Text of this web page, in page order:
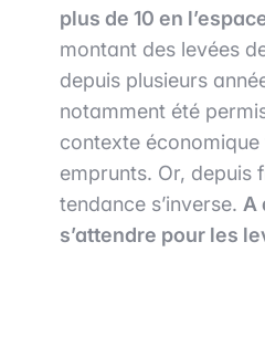
plus de 10 en
montant des levées
depuis plusieurs
notamment été
contexte
emprunts. Or, depuis
tendance s’inverse. A
s’attendre pour les